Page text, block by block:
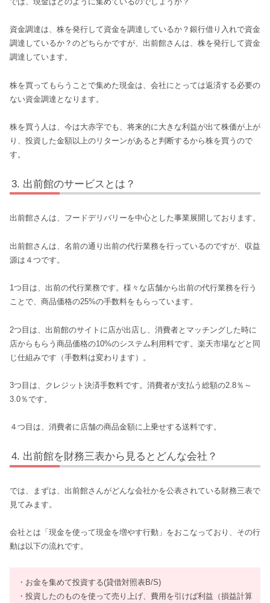
資金調達は、株を発行して資金を調達しているか？銀行借り入れで資金
調達しているか？のどちらかですが、出前館さんは、株を発行して資金
調達しています。
株を買ってもらうことで集めた現金は、会社にとっては返済する必要の
ない資金調達となります。
株を買う人は、今は大赤字でも、将来的に大きな利益が出て株価が上が
り、投資した金額以上のリターンがあると判断するから株を買うので
す。
出前館のサービスとは？
出前館さんは、フードデリバリーを中心とした事業展開しております。
出前館さんは、名前の通り出前の代行業務を行っているのですが、収益
源は４つです。
1つ目は、出前の代行業務です。様々な店舗から出前の代行業務を行う
ことで、商品価格の25%の手数料をもらっています。
2つ目は、出前館のサイトに店が出店し、消費者とマッチングした時に
店からもらう商品価格の10%のシステム利用料です。楽天市場などと同
じ仕組みです（手数料は変わります）。
3つ目は、クレジット決済手数料です。消費者が支払う総額の2.8％～
3.0％です。
４つ目は、消費者に店舗の商品金額に上乗せする送料です。
出前館を財務三表から見るとどんな会社？
では、まずは、出前館さんがどんな会社かを公表されている財務三表で
見てみます。
会社とは「現金を使って現金を増やす行動」をおこなっており、その行
動は以下の流れです。
・お金を集めて投資する(貸借対照表B/S)
・投資したのものを使って売り上げ、費用を引けば利益（損益計算